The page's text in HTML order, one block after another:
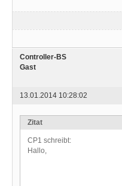
Controller-BS
Gast
13.01.2014 10:28:02
Zitat
CP1 schreibt:
Hallo,